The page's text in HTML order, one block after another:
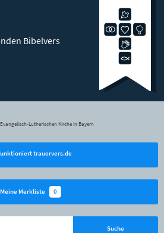
Bibelvers
Lutherischen Kirche in Bayern
trauervers.de
Meine Merkliste 0